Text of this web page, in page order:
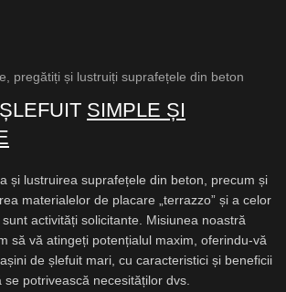
pregătiți și lustruiți suprafețele din beton
SIMPLE ȘI
și lustruirea suprafețele din beton, precum și
materialelor de placare „terrazzo” și a celor
activități solicitante. Misiunea noastră
să vă atingeți potențialul maxim, oferindu-vă
de șlefuit mari, cu caracteristici și beneficii
potrivească necesităților dvs.